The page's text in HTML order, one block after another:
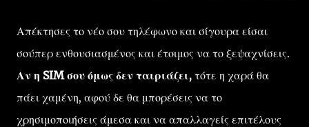
Απέκτησες το νέο σου τηλέφωνο και σίγουρα είσαι
σούπερ ενθουσιασμένος και έτοιμος να το ξεψαχνίσεις.
Αν η SIM σου όμως δεν ταιριάζει, τότε η χαρά θα
πάει χαμένη, αφού δε θα μπορέσεις να το
χρησιμοποιήσεις άμεσα και να απαλλαγείς επιτέλους